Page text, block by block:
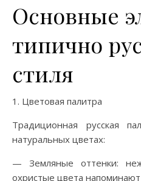
Основные
типично
стиля
1. Цветовая палитра
Традиционная русская
натуральных цветах:
— Земляные оттенки:
охристые цвета